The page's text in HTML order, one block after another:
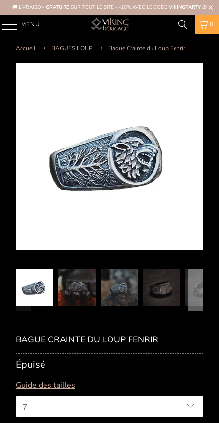
🚚 LIVRAISON GRATUITE SUR TOUT LE SITE - -10% AVEC LE CODE VIKINGPARTY 🎁
MENU 0
Accueil BAGUES LOUP Bague Crainte du Loup Fenrir
BAGUE CRAINTE DU LOUP FENRIR
Épuisé
Guide des tailles